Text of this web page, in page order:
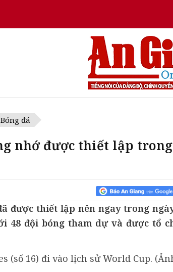
Bóng đá
nhớ được thiết lập
được thiết lập nên ngay trong
48 đội bóng tham dự và được tổ